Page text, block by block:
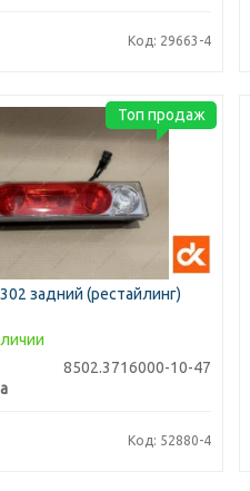
Код: 29663-4
задний (рестайлинг)
8502.3716000-10-47
Код: 52880-4
Топ продаж